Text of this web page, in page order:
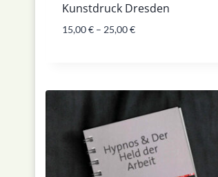
Kunstdruck Dresden
15,00€ – 25,00€